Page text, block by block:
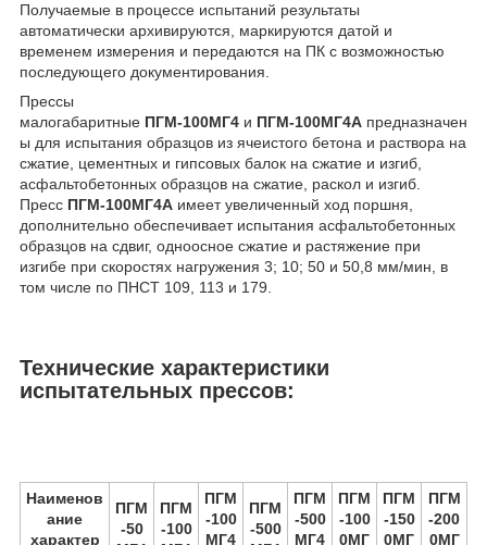
Получаемые в процессе испытаний результаты
автоматически архивируются, маркируются датой и
временем измерения и передаются на ПК с возможностью
последующего документирования.
Прессы
малогабаритные ПГМ-100МГ4 и ПГМ-100МГ4А предназначен
ы для испытания образцов из ячеистого бетона и раствора на
сжатие, цементных и гипсовых балок на сжатие и изгиб,
асфальтобетонных образцов на сжатие, раскол и изгиб.
Пресс ПГМ-100МГ4А имеет увеличенный ход поршня,
дополнительно обеспечивает испытания асфальтобетонных
образцов на сдвиг, одноосное сжатие и раcтяжение при
изгибе при скоростях нагружения 3; 10; 50 и 50,8 мм/мин, в
том числе по ПНСТ 109, 113 и 179.
Технические характеристики
испытательных прессов:
Наименов
ание
характер
ПГМ
-50
ПГМ
-100
ПГМ
-100
МГ4
ПГМ
-500
ПГМ
-500
МГ4
ПГМ
-100
0МГ
ПГМ
-150
0МГ
ПГМ
-200
0МГ